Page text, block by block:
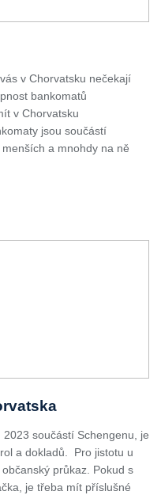
v Chorvatsku nečekají
bankomatů
v Chorvatsku
jsou součástí
a mnohdy na ně
součástí Schengenu, je
a dokladů. Pro jistotu u
průkaz. Pokud s
je třeba mít příslušné